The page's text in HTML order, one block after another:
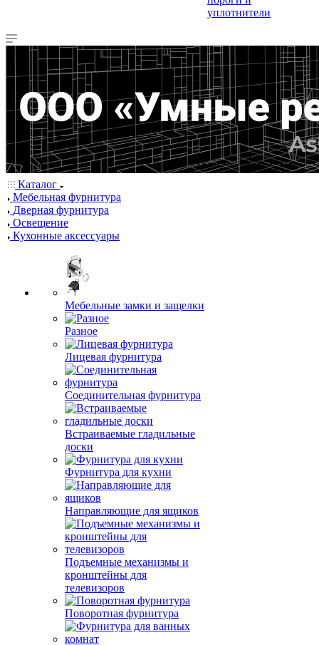
уплотнители
Каталог
Мебельная фурнитура
Дверная фурнитура
Освещение
Кухонные аксессуары
Мебельные замки и защелки
Разное
Лицевая фурнитура
Соединительная фурнитура
Встраиваемые гладильные
доски
Фурнитура для кухни
Направляющие для ящиков
Подъемные механизмы и
кронштейны для
телевизоров
Поворотная фурнитура